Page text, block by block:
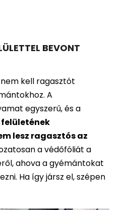
BEVONT
kell ragasztót
A
egyszerű, és a
lesz ragasztós az
a védőfóliát a
ahova a gyémántokat
Ha így jársz el, szépen